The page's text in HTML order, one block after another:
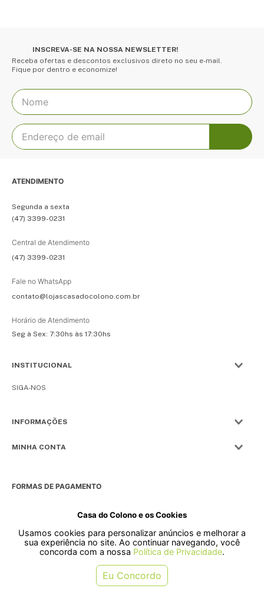
Casa do Colono e os Cookies
Usamos cookies para personalizar anúncios e melhorar a
sua experiência no site. Ao continuar navegando, você
concorda com a nossa Política de Privacidade.
Eu Concordo
INSCREVA-SE NA NOSSA NEWSLETTER!
Receba ofertas e descontos exclusivos direto no seu e-mail.
Fique por dentro e economize!
ATENDIMENTO
Segunda a sexta
(47) 3399-0231
Central de Atendimento
(47) 3399-0231
Fale no WhatsApp
contato@lojascasadocolono.com.br
Horário de Atendimento
Seg à Sex: 7:30hs às 17:30hs
INSTITUCIONAL
SIGA-NOS
INFORMAÇÕES
MINHA CONTA
FORMAS DE PAGAMENTO
SELOS
Rua Pre. Frederico Hardt, 119 - Centro, Indaial - SC, 89080-018